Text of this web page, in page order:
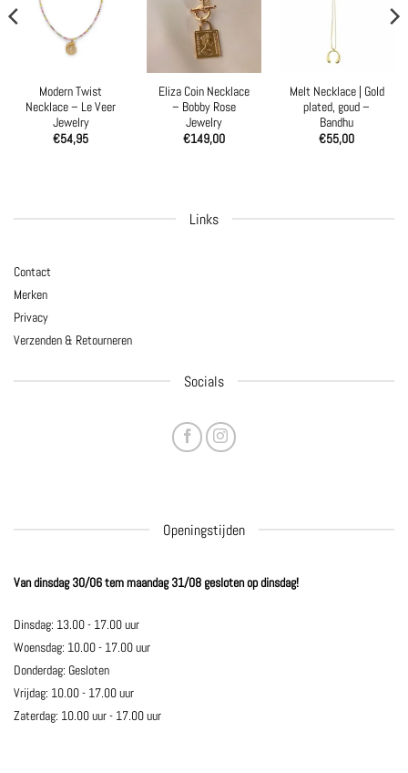
Modern Twist
Necklace – Le Veer
Jewelry
€54,95
Eliza Coin Necklace
– Bobby Rose
Jewelry
€149,00
Melt Necklace | Gold
plated, goud –
Bandhu
€55,00
Links
Contact
Merken
Privacy
Verzenden & Retourneren
Socials
Openingstijden
Van dinsdag 30/06 tem maandag 31/08 gesloten op dinsdag!
Dinsdag: 13.00 - 17.00 uur
Woensdag: 10.00 - 17.00 uur
Donderdag: Gesloten
Vrijdag: 10.00 - 17.00 uur
Zaterdag: 10.00 uur - 17.00 uur